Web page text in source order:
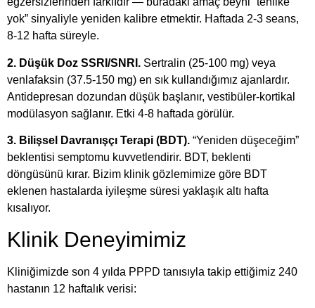
yok” sinyaliyle yeniden kalibre etmektir. Haftada 2-3 seans,
8-12 hafta süreyle.
2. Düşük Doz SSRI/SNRI. Sertralin (25-100 mg) veya
venlafaksin (37.5-150 mg) en sık kullandığımız ajanlardır.
Antidepresan dozundan düşük başlanır, vestibüler-kortikal
modülasyon sağlanır. Etki 4-8 haftada görülür.
3. Bilişsel Davranışçı Terapi (BDT). “Yeniden düşeceğim”
beklentisi semptomu kuvvetlendirir. BDT, beklenti
döngüsünü kırar. Bizim klinik gözlemimize göre BDT
eklenen hastalarda iyileşme süresi yaklaşık altı hafta
kısalıyor.
Klinik Deneyimimiz
Kliniğimizde son 4 yılda PPPD tanısıyla takip ettiğimiz 240
hastanın 12 haftalık verisi: